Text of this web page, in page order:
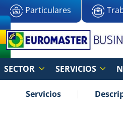
Particulares
SECTOR SERVICIOS
Servicios